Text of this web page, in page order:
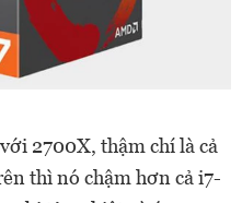
2700X, thậm chí là cả
thì nó chậm hơn cả i7-